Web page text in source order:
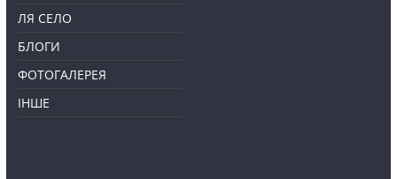
ЛЯ СЕЛО
БЛОГИ
ФОТОГАЛЕРЕЯ
ІНШЕ